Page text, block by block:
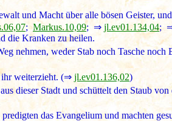
und Macht über alle bösen Geister,
;Markus.10,09; ⇒ jl.ev01.134,04;
die Kranken zu heilen.
nehmen, weder Stab noch Tasche
ihr weiterzieht. (⇒ jl.ev01.136,02)
dieser Stadt und schüttelt den Staub
das Evangelium und machten